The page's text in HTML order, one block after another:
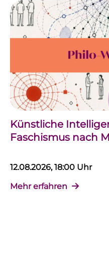
Künstliche
Faschismus nach
12.08.2026, 18:00 Uhr
Mehr erfahren